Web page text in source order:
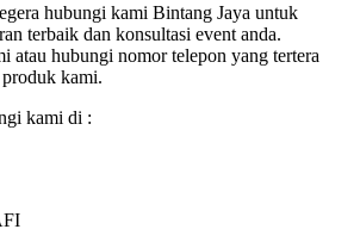
hubungi kami Bintang Jaya untuk
terbaik dan konsultasi event anda.
atau hubungi nomor telepon yang tertera
kami.
kami di :